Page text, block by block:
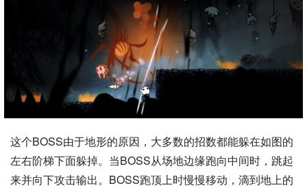
这个BOSS由于地形的原因，大多数的招数都能躲在如图的
左右阶梯下面躲掉。当BOSS从场地边缘跑向中间时，跳起
来并向下攻击输出。BOSS跑顶上时慢慢移动，滴到地上的